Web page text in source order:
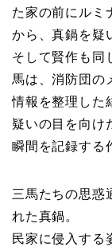
た家の前にルミ
から、真鍋を疑
そして賢作も同
馬は、消防団の
情報を整理した
疑いの目を向け
瞬間を記録する
三馬たちの思惑
れた真鍋。
民家に侵入する